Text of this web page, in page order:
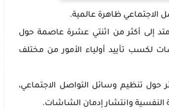
إلى أكثر من اثنتي عشرة عاصمة حول
لكسب تأييد أولياء الأمور من مختلف
حول تنظيم وسائل التواصل الاجتماعي،
وانتشار إدمان الشاشات.